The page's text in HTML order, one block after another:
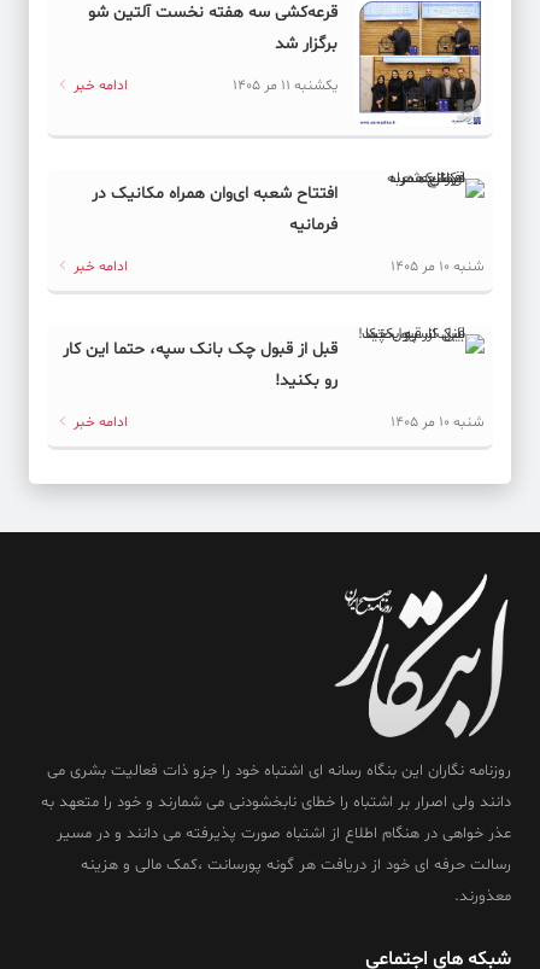
قرعه‌کشی سه هفته نخست آلتین شو
برگزار شد
یکشنبه 11 مر 1405 ادامه خبر
افتتاح شعبه ای‌وان همراه مکانیک در
فرمانیه
شنبه 10 مر 1405 ادامه خبر
قبل از قبول چک بانک سپه، حتما این کار
رو بکنید!
شنبه 10 مر 1405 ادامه خبر
روزنامه نگاران این بنگاه رسانه ای اشتباه خود را جزو ذات فعالیت بشری می
دانند ولی اصرار بر اشتباه را خطای نابخشودنی می شمارند و خود را متعهد به
عذر خواهی در هنگام اطلاع از اشتباه صورت پذیرفته می دانند و در مسیر
رسالت حرفه ای خود از دریافت هر گونه پورسانت ،کمک مالی و هزینه
معذورند.
شبکه های اجتماعی